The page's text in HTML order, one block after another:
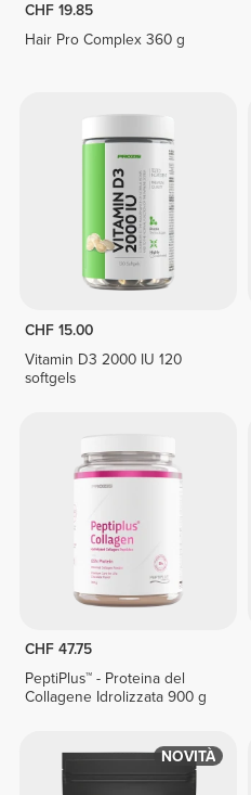
CHF 19.85
Hair Pro Complex 360 g
CHF 15.00
Vitamin D3 2000 IU 120
softgels
CHF 47.75
PeptiPlus™ - Proteina del
Collagene Idrolizzata 900 g
NOVITÀ